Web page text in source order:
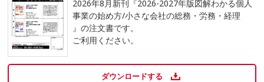
2026年8月新刊『2026-2027年版図解わかる個人
事業の始め方/小さな会社の総務・労務・経理
』の注文書です。
ご利用ください。
ダウンロードする